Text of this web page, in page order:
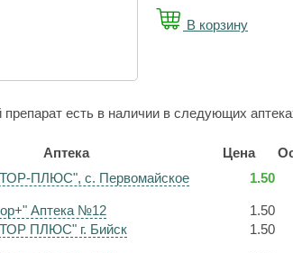
В корзину
есть в наличии в следующих
Аптека Цена
ПЛЮС", с. Первомайское
1.50
Аптека №12
1.50
ПЛЮС" г. Бийск
1.50